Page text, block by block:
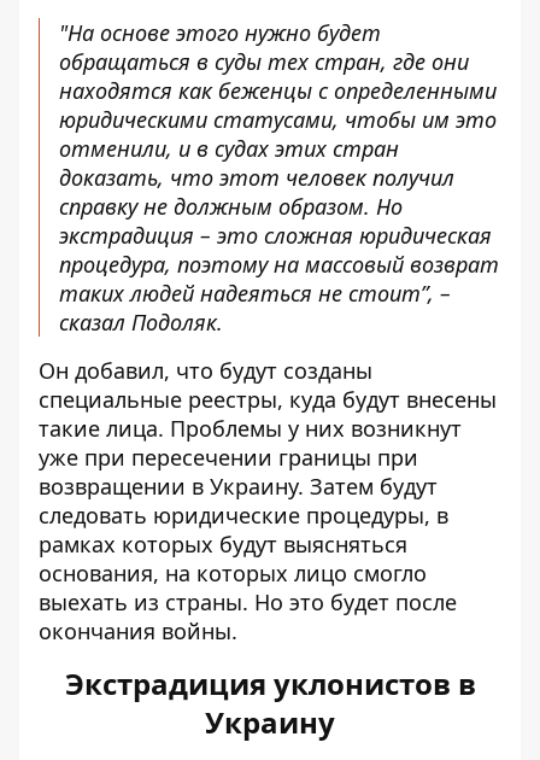
"На основе этого нужно будет
обращаться в суды тех стран, где они
находятся как беженцы с определенными
юридическими статусами, чтобы им это
отменили, и в судах этих стран
доказать, что этот человек получил
справку не должным образом. Но
экстрадиция – это сложная юридическая
процедура, поэтому на массовый возврат
таких людей надеяться не стоит”, –
сказал Подоляк.
Он добавил, что будут созданы
специальные реестры, куда будут внесены
такие лица. Проблемы у них возникнут
уже при пересечении границы при
возвращении в Украину. Затем будут
следовать юридические процедуры, в
рамках которых будут выясняться
основания, на которых лицо смогло
выехать из страны. Но это будет после
окончания войны.
Экстрадиция уклонистов в
Украину